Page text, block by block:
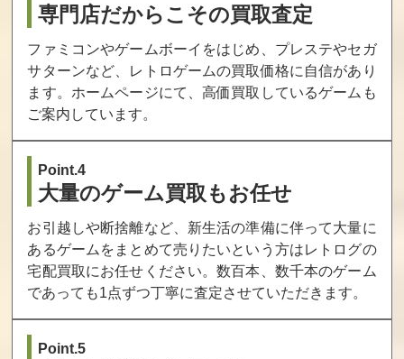
ガールフレンド
す夏休み 夏のマ
ドンナひとりじ
めBOX
遙かなる時空の
中で Ultimate
通常版
ニル･アドミラリ
ック
三国志 13 with
パワーアップキ
ット
買取価格
900
サージュコンチ
ェルト・エージ
ェントツインパ
ック
買取価格
900
彼女 (あのコ) は
オレからはなれ
ない 初回限定版
買取価格
900
専門店だからこその買取査定
ファミコンやゲームボーイをはじめ、プレステやセガ
サターンなど、レトロゲームの買取価格に自信があり
ます。ホームページにて、高価買取しているゲームも
ご案内しています。
Point.4
大量のゲーム買取もお任せ
お引越しや断捨離など、新生活の準備に伴って大量に
あるゲームをまとめて売りたいという方はレトログの
宅配買取にお任せください。数百本、数千本のゲーム
であっても1点ずつ丁寧に査定させていただきます。
Point.5